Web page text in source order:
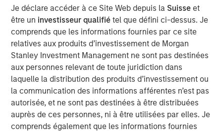
Je déclare accéder à ce Site Web depuis la Suisse et
être un investisseur qualifiétel que défini ci-dessus. Je
comprends que les informations fournies par ce site
relatives aux produits d’investissement de Morgan
Stanley Investment Management ne sont pas destinées
aux personnes relevant de toute juridiction dans
laquelle la distribution des produits d’investissement ou
la communication des informations afférentes n’est pas
autorisée, et ne sont pas destinées à être distribuées
auprès de ces personnes, ni à être utilisées par elles. Je
comprends également que les informations fournies
Emerging Markets Debt Team
Our over 40-year history of managing emerging markets
debt has given us a unique perspective on managing risk
for our clients. Our focus on utilizing the full investment
universe, concentrating our research on countries and
companies exhibiting structural changes, and our world-
class dedicated trading and operations team
differentiates us from other managers and drives our
performance.